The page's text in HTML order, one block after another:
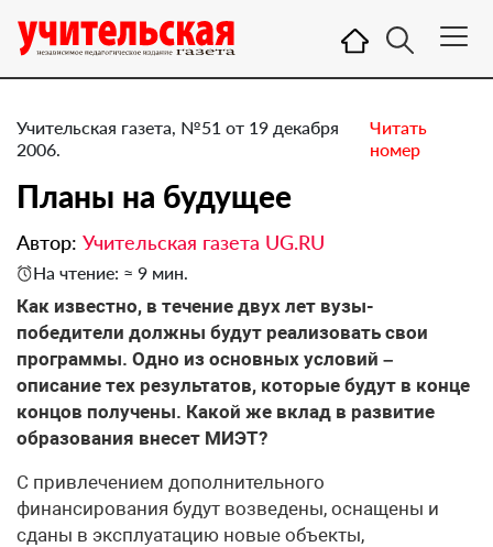
Учительская газета, №51 от 19 декабря
2006.
Читать
номер
Планы на будущее
Автор: Учительская газета UG.RU
На чтение: ≈ 9 мин.
Как известно, в течение двух лет вузы-
победители должны будут реализовать свои
программы. Одно из основных условий –
описание тех результатов, которые будут в конце
концов получены. Какой же вклад в развитие
образования внесет МИЭТ?
С привлечением дополнительного
финансирования будут возведены, оснащены и
сданы в эксплуатацию новые объекты,